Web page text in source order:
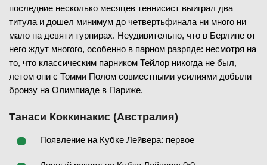
последние несколько месяцев теннисист выиграл два
титула и дошел минимум до четвертьфинала ни много ни
мало на девяти турнирах. Неудивительно, что в Берлине от
него ждут многого, особенно в парном разряде: несмотря на
то, что классическим парником Тейлор никогда не был,
летом они с Томми Полом совместными усилиями добыли
бронзу на Олимпиаде в Париже.
Танаси Коккинакис (Австралия)
Появление на Кубке Лейвера: первое